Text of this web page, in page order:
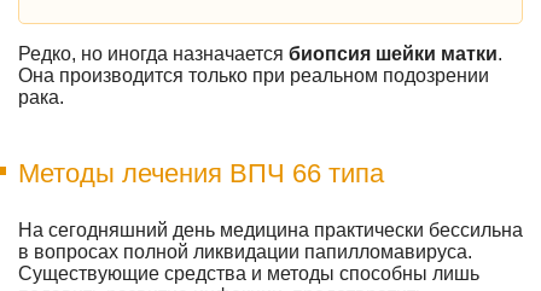
Редко, но иногда назначается биопсия шейки матки.
Она производится только при реальном подозрении
рака.
Методы лечения ВПЧ 66 типа
На сегодняшний день медицина практически бессильна
в вопросах полной ликвидации папилломавируса.
Существующие средства и методы способны лишь